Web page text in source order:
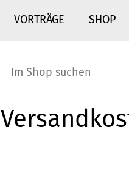
VORTRÄGE SHOP